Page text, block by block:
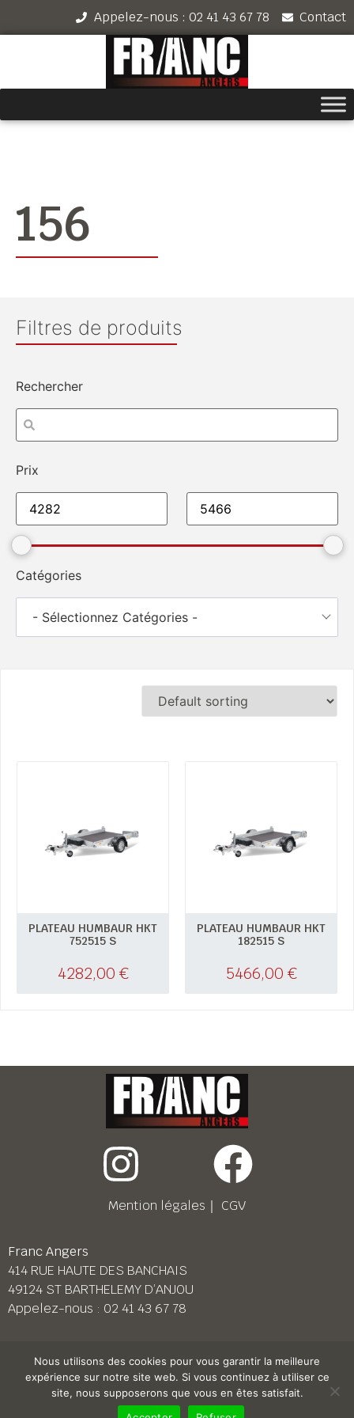
Appelez-nous : 02 41 43 67 78 Contact
156
Filtres de produits
Rechercher
Prix
Catégories
- Sélectionnez Catégories -
PLATEAU HUMBAUR HKT
752515 S
4282,00 €
PLATEAU HUMBAUR HKT
182515 S
5466,00 €
Mention légales ｜ CGV
Franc Angers
414 RUE HAUTE DES BANCHAIS
49124 ST BARTHELEMY D’ANJOU
Appelez-nous : 02 41 43 67 78
Franc Le Mans
158 BD PIERRE LEFAUCHEUX
72230 ARNAGE
02 43 87 38 08
Nous utilisons des cookies pour vous garantir la meilleure
expérience sur notre site web. Si vous continuez à utiliser ce
site, nous supposerons que vous en êtes satisfait.